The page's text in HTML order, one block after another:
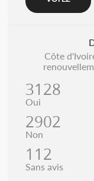
Côte
3128
Oui
2902
Non
112
Sans avis